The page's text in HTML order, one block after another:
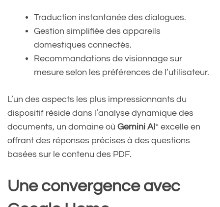
Traduction instantanée des dialogues.
Gestion simplifiée des appareils
domestiques connectés.
Recommandations de visionnage sur
mesure selon les préférences de l’utilisateur.
L’un des aspects les plus impressionnants du
dispositif réside dans l’analyse dynamique des
documents, un domaine où Gemini AI * excelle en
offrant des réponses précises à des questions
basées sur le contenu des PDF.
Une convergence avec